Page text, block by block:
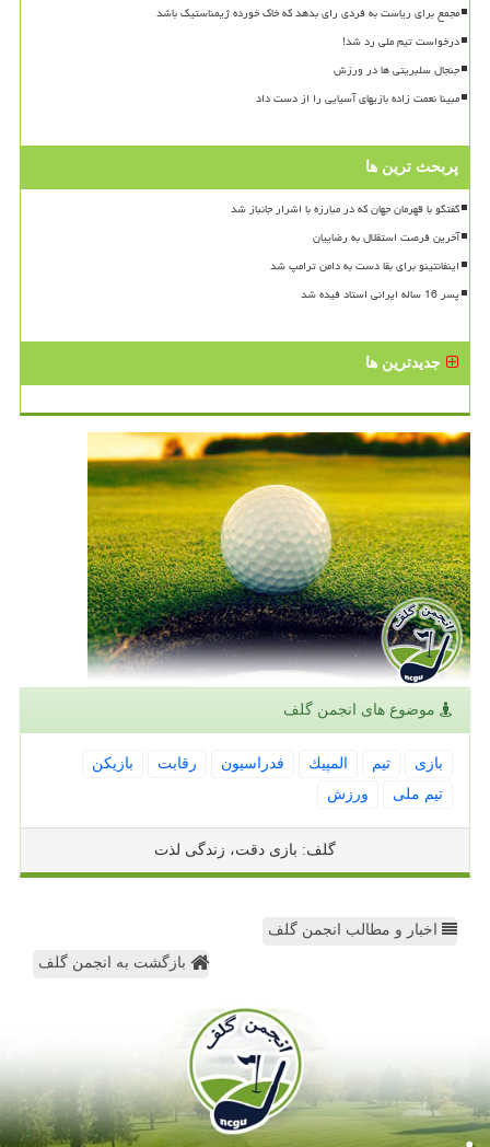
مجمع برای ریاست به فردی رای بدهد که خاک خورده ژیمناستیک باشد
درخواست تیم ملی رد شد!
جنجال سلبریتی ها در ورزش
مبینا نعمت زاده بازیهای آسیایی را از دست داد
پربحث ترین ها
گفتگو با قهرمان جهان که در مبارزه با اشرار جانباز شد
آخرین فرصت استقلال به رضاییان
اینفانتینو برای بقا دست به دامن ترامپ شد
پسر 16 ساله ایرانی استاد فیده شد
جدیدترین ها
موضوع های انجمن گلف
بازی تیم المپیك فدراسیون رقابت
بازیكن
تیم ملی
ورزش
گلف: بازی دقت، زندگی لذت
اخبار و مطالب انجمن گلف
بازگشت به انجمن گلف